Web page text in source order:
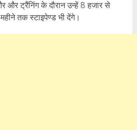
और ट्रैंनिंग के दौरान उन्हें 8 हजार से
तक स्टाइपेण्ड भी देंगे।